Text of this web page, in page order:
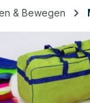
& Bewegen